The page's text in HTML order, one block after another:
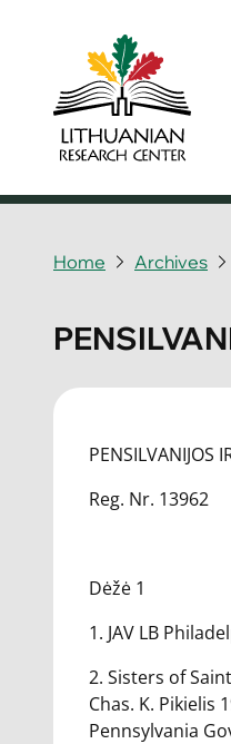
Home Archives
PENSILVANIJOS
Reg. Nr. 13962
Dėžė 1
1. JAV LB
2. Sisters of
Chas. K.
Pennsylvania